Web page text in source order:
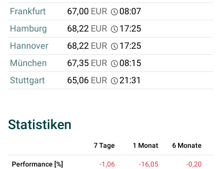
Frankfurt
67,00 EUR
08:07
Hamburg
68,22 EUR
17:25
Hannover
68,22 EUR
17:25
München
67,35 EUR
08:15
Stuttgart
65,06 EUR 21:31
Statistiken
7 Tage 1 Monat 6 Monate
Performance [%] -1,06 -16,05 -0,20